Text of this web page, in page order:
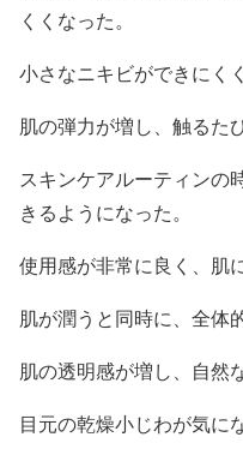
くくなった。
小さなニキビができにく
肌の弾力が増し、触るた
スキンケアルーティンの
きるようになった。
使用感が非常に良く、肌
肌が潤うと同時に、全体
肌の透明感が増し、自然
目元の乾燥小じわが気に